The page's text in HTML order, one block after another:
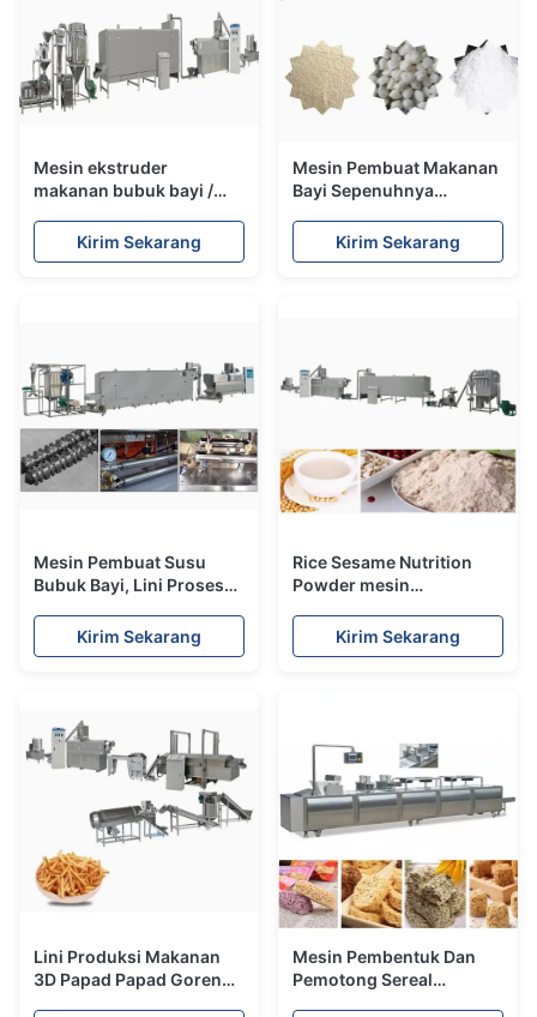
Mesin ekstruder
makanan bubuk bayi /
makanan bayi
sepenuhnya otomatis
Kirim Sekarang
Mesin Pembuat Makanan
Bayi Sepenuhnya
Kirim Sekarang
Mesin Pembuat Susu
Bubuk Bayi, Lini Proses
Kirim Sekarang
Rice Sesame Nutrition
Powder mesin
otomatis, dua sekrup
Extruder
Kirim Sekarang
Lini Produksi Makanan
3D Papad Papad Goreng
Mesin Pembentuk Dan
Pemotong Sereal